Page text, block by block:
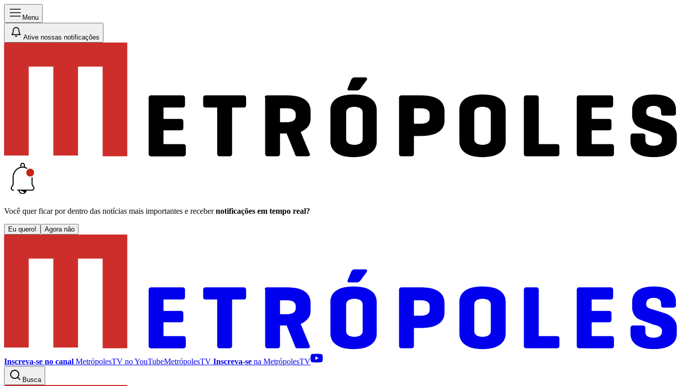
Menu
Ative nossas notificações
Você quer ficar por dentro das notícias mais importantes e receber notificações em tempo real?
Eu quero! Agora não
Inscreva-se no canal MetrópolesTV noYouTubeMetrópolesTV Inscreva-se na MetrópolesTV
Busca